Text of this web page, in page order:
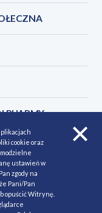
prywatności
cookie oraz
ustawień w
zgody na
Pani/Pan
opuścić Witrynę.